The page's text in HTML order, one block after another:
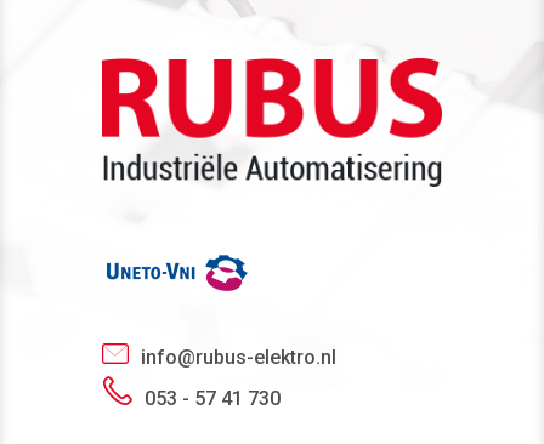
info@rubus-elektro.nl
053 - 57 41 730